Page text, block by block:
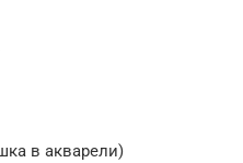
в акварели)